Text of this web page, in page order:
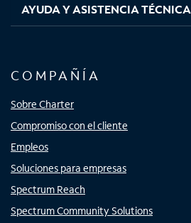
AYUDA Y ASISTENCIA TÉCNICA
COMPAÑÍA
Sobre Charter
Compromiso con el cliente
Empleos
Soluciones para empresas
Spectrum Reach
Spectrum Community Solutions